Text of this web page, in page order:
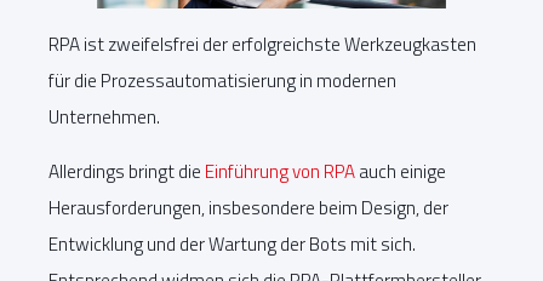
RPA ist zweifelsfrei der erfolgreichste Werkzeugkasten
für die Prozessautomatisierung in modernen
Unternehmen.
Allerdings bringt die Einführung von RPAauch einige
Herausforderungen, insbesondere beim Design, der
Entwicklung und der Wartung der Bots mit sich.